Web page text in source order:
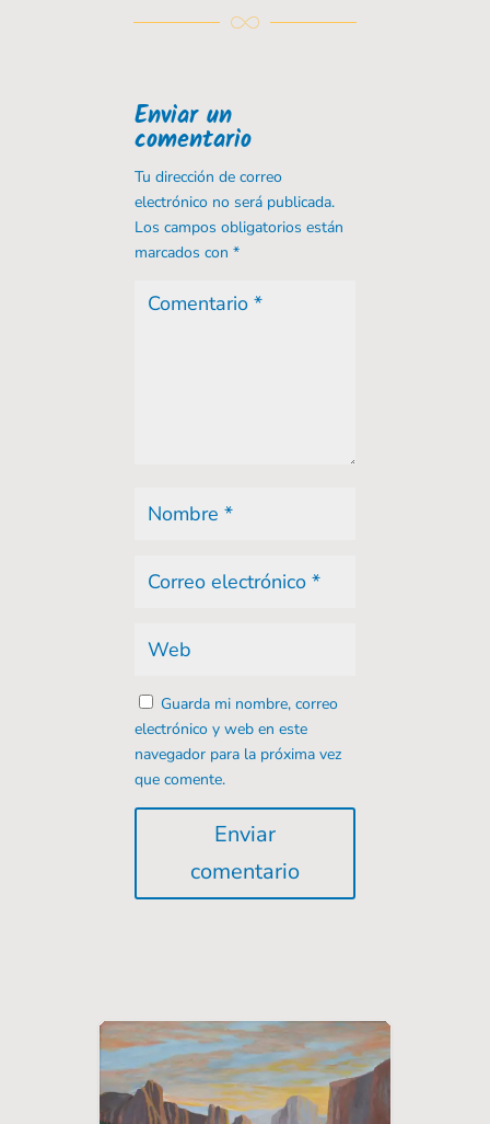
Enviar un
comentario
Tu dirección de correo
electrónico no será publicada.
Los campos obligatorios están
marcados con*
Guarda mi nombre, correo
electrónico y web en este
navegador para la próxima vez
que comente.
Enviar
comentario